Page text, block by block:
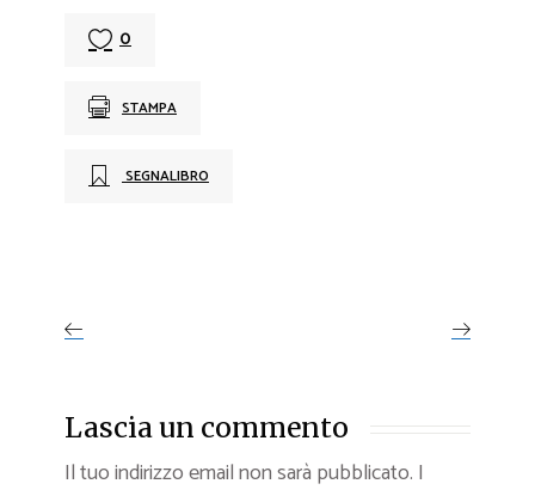
0
STAMPA
SEGNALIBRO
Lascia un commento
Il tuo indirizzo email non sarà pubblicato. I